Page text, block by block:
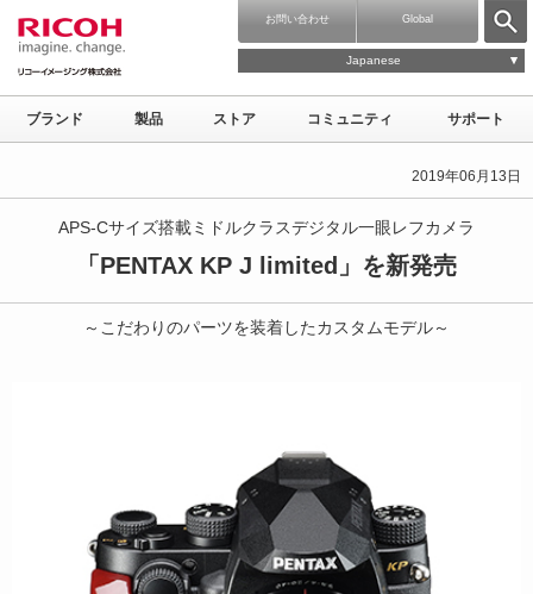
お問い合わせ Global
Japanese
ブランド 製品 ストア コミュニティ サポート
2019年06月13日
APS-Cサイズ搭載ミドルクラスデジタル一眼レフカメラ
「PENTAX KP J limited」を新発売
～こだわりのパーツを装着したカスタムモデル～